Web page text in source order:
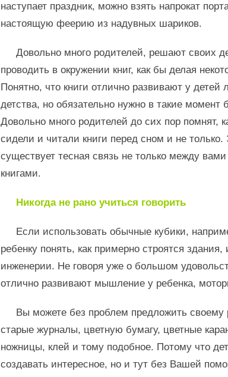
наступает праздник, можно взять напрокат
настоящую феерию из надувных шариков.
Довольно много родителей, решают своих
проводить в окружении книг, как бы делая
Понятно, что книги отлично развивают у
детства, но обязательно нужно в такие момент
Довольно много родителей до сих пор помнят,
сидели и читали книги перед сном и не только.
существует тесная связь не только между
книгами.
Никогда не рано учиться говорить
Если использовать обычные кубики,
ребенку понять, как примерно строятся
инженерии. Не говоря уже о большом
отлично развивают мышление у ребенка,
Вы можете без проблем предложить своему
старые журналы, цветную бумагу, цветные
ножницы, клей и тому подобное. Потому что
создавать интересное, но и тут без Вашей